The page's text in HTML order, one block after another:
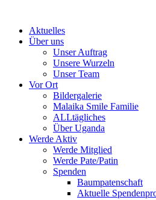
contentAktuelles
Über uns
Unser Auftrag
Unsere Wurzeln
Unser Team
Vor Ort
Bildergalerie
Malaika Smile Familie
ALLtägliches
Über Uganda
Werde Aktiv
Werde Mitglied
Werde Pate/Patin
Spenden
Baumpatenschaft
Aktuelle